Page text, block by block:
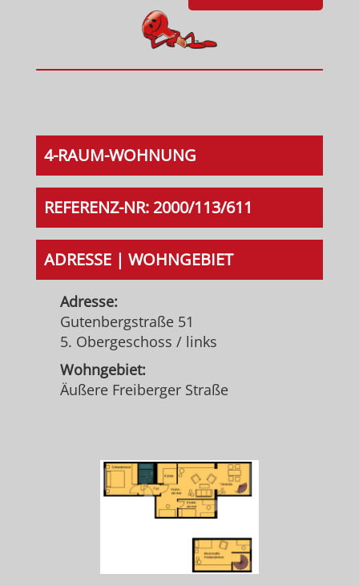
4-RAUM-WOHNUNG
REFERENZ-NR: 2000/113/611
ADRESSE | WOHNGEBIET
Adresse:
Gutenbergstraße 51
5. Obergeschoss / links
Wohngebiet:
Äußere Freiberger Straße